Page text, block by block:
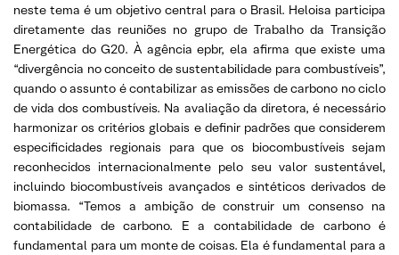
neste tema é um objetivo central para o Brasil. Heloisa participa
diretamente das reuniões no grupo de Trabalho da Transição
Energética do G20. À agência epbr, ela afirma que existe uma
“divergência no conceito de sustentabilidade para combustíveis”,
quando o assunto é contabilizar as emissões de carbono no ciclo
de vida dos combustíveis. Na avaliação da diretora, é necessário
harmonizar os critérios globais e definir padrões que considerem
especificidades regionais para que os biocombustíveis sejam
reconhecidos internacionalmente pelo seu valor sustentável,
incluindo biocombustíveis avançados e sintéticos derivados de
biomassa. “Temos a ambição de construir um consenso na
contabilidade de carbono. E a contabilidade de carbono é
fundamental para um monte de coisas. Ela é fundamental para a